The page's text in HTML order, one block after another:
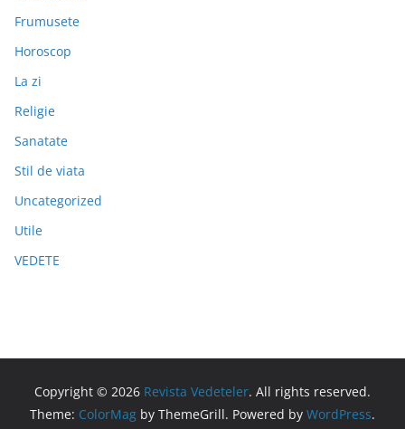
Frumusete
Horoscop
La zi
Religie
Sanatate
Stil de viata
Uncategorized
Utile
VEDETE
Copyright © 2026 Revista Vedeteler. All rights reserved.
Theme: ColorMag by ThemeGrill. Powered by WordPress.